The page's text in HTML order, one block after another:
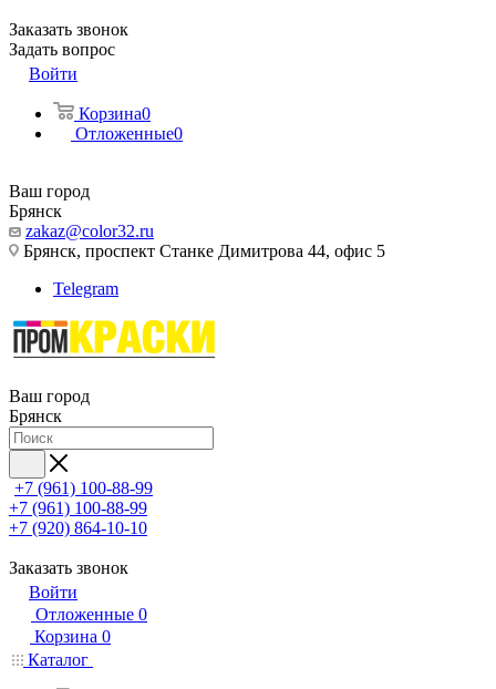
Заказать звонок
Задать вопрос
Войти
Корзина0
Отложенные0
Ваш город
Брянск
zakaz@color32.ru
Брянск, проспект Станке Димитрова 44, офис 5
Telegram
Ваш город
Брянск
+7 (961) 100-88-99
+7 (961) 100-88-99
+7 (920) 864-10-10
Заказать звонок
Войти
Отложенные 0
Корзина 0
Каталог